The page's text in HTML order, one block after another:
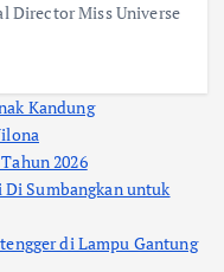
Director Miss Universe
Kandung
2026
Di Sumbangkan untuk
di Lampu Gantung